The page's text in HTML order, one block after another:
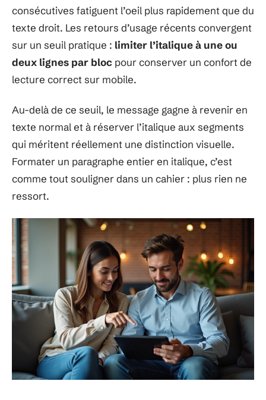
consécutives fatiguent l’oeil plus rapidement que du
texte droit. Les retours d’usage récents convergent
sur un seuil pratique : limiter l’italique à une ou
deux lignes par bloc pour conserver un confort de
lecture correct sur mobile.
Au-delà de ce seuil, le message gagne à revenir en
texte normal et à réserver l’italique aux segments
qui méritent réellement une distinction visuelle.
Formater un paragraphe entier en italique, c’est
comme tout souligner dans un cahier : plus rien ne
ressort.